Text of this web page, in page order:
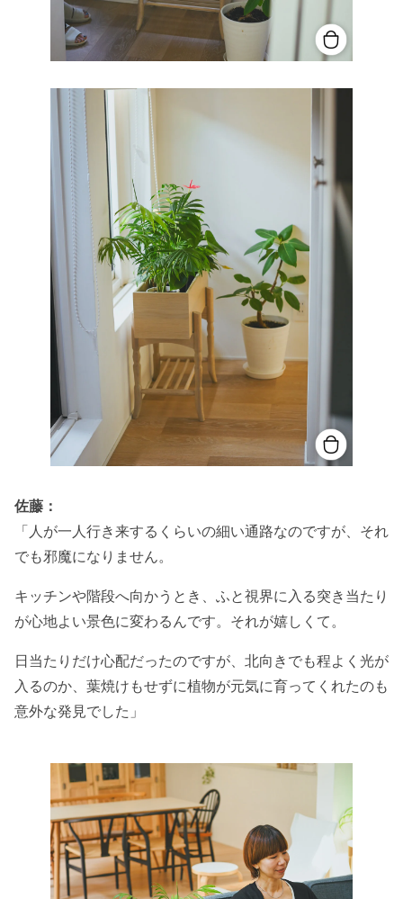
佐藤：
「人が一人行き来するくらいの細い通路なのですが、それ
でも邪魔になりません。
キッチンや階段へ向かうとき、ふと視界に入る突き当たり
が心地よい景色に変わるんです。それが嬉しくて。
日当たりだけ心配だったのですが、北向きでも程よく光が
入るのか、葉焼けもせずに植物が元気に育ってくれたのも
意外な発見でした」